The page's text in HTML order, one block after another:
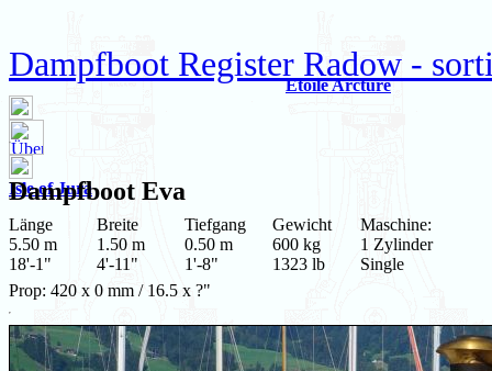
Dampfboot Register Radow -
Etoile Arcture
Isle of Jura
Dampfboot Eva
Länge
5.50 m
18'-1"
Breite
1.50 m
4'-11"
Tiefgang
0.50 m
1'-8"
Gewicht
600 kg
1323 lb
Maschine:
1 Zylinder
Single
Prop: 420 x 0 mm / 16.5 x ?"